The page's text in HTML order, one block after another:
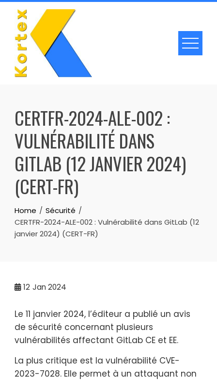
Skip
content
CERTFR-2024-ALE-002 :
VULNÉRABILITÉ DANS
GITLAB (12 JANVIER 2024)
(CERT-FR)
Home
Sécurité
CERTFR-2024-ALE-002 : Vulnérabilité dans GitLab (12
janvier 2024) (CERT-FR)
12 Jan 2024
Le 11 janvier 2024, l’éditeur a publié un avis
de sécurité concernant plusieurs
vulnérabilités affectant GitLab CE et EE.
La plus critique est la vulnérabilité CVE-
2023-7028. Elle permet à un attaquant non